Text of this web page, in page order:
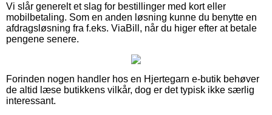
Vi slår generelt et slag for bestillinger med kort eller
mobilbetaling. Som en anden løsning kunne du benytte en
afdragsløsning fra f.eks. ViaBill, når du higer efter at betale
pengene senere.
Forinden nogen handler hos en Hjertegarn e-butik behøver
de altid læse butikkens vilkår, dog er det typisk ikke særlig
interessant.